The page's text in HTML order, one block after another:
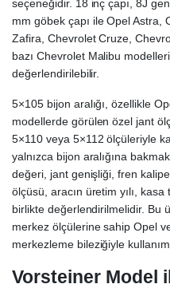
seçeneğidir. 18 inç çapı, 8J
mm göbek çapı ile Opel Astra,
Zafira, Chevrolet Cruze,
bazı Chevrolet Malibu
değerlendirilebilir.
5×105 bijon aralığı, özellikle
modellerde görülen özel jant
5×110 veya 5×112 ölçüleriyle
yalnızca bijon aralığına
değeri, jant genişliği, fren
ölçüsü, aracın üretim yılı,
birlikte değerlendirilmelidir. Bu
merkez ölçülerine sahip Opel
merkezleme bileziğiyle
Vorsteiner Model